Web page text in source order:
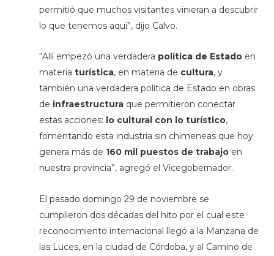
permitió que muchos visitantes vinieran a descubrir
lo que tenemos aquí”, dijo Calvo.
“Allí empezó una verdadera política de Estadoen
materia turística, en materia de cultura, y
también una verdadera política de Estado en obras
de infraestructura que permitieron conectar
estas acciones: lo cultural con lo turístico,
fomentando esta industria sin chimeneas que hoy
genera más de 160 mil puestos de trabajoen
nuestra provincia”, agregó el Vicegobernador.
El pasado domingo 29 de noviembre se
cumplieron dos décadas del hito por el cual este
reconocimiento internacional llegó a la Manzana de
las Luces, en la ciudad de Córdoba, y al Camino de